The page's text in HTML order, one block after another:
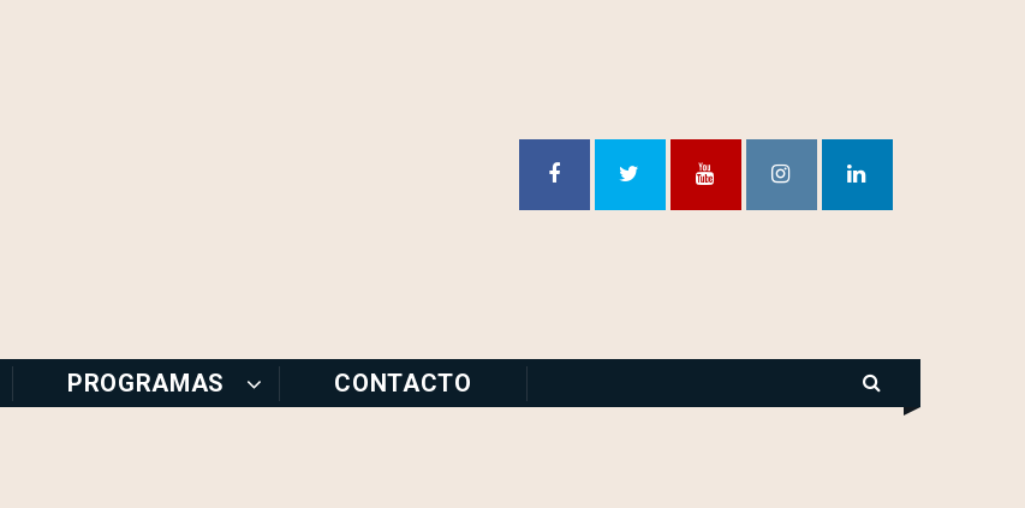
PROGRAMAS CONTACTO